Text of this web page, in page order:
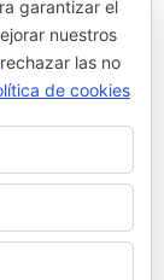
garantizar el
nuestros
las no
de cookies